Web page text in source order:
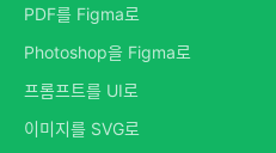
PDF를 Figma로
Photoshop을 Figma로
프롬프트를 UI로
이미지를 SVG로